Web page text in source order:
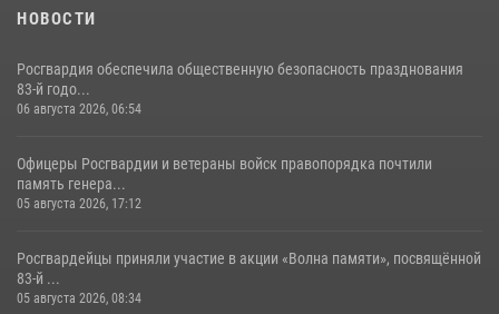
НОВОСТИ
Росгвардия обеспечила общественную безопасность празднования
83-й годо...
06 августа 2026, 06:54
Офицеры Росгвардии и ветераны войск правопорядка почтили
память генера...
05 августа 2026, 17:12
Росгвардейцы приняли участие в акции «Волна памяти», посвящённой
83‑й ...
05 августа 2026, 08:34